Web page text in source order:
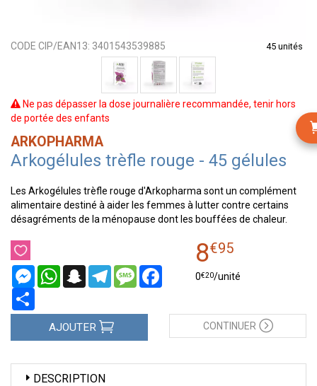
CODE CIP/EAN13: 3401543539885 45 unités
Ne pas dépasser la dose journalière recommandée, tenir hors
de portée des enfants
ARKOPHARMA
Arkogélules trèfle rouge - 45 gélules
Les Arkogélules trèfle rouge d'Arkopharma sont un complément
alimentaire destiné à aider les femmes à lutter contre certains
désagréments de la ménopause dont les bouffées de chaleur.
MessengerWhatsAppSnapchatTelegramMessageFacebook
8€95
0€20/unité
AJOUTER CONTINUER
DESCRIPTION